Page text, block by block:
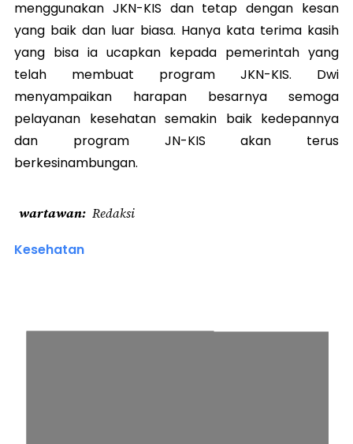
menggunakan JKN-KIS dan tetap dengan kesan
yang baik dan luar biasa. Hanya kata terima kasih
yang bisa ia ucapkan kepada pemerintah yang
telah membuat program JKN-KIS. Dwi
menyampaikan harapan besarnya semoga
pelayanan kesehatan semakin baik kedepannya
dan program JN-KIS akan terus
berkesinambungan.
wartawan Redaksi
Kesehatan